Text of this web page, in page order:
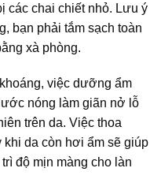
các chai chiết nhỏ. Lưu ý
bạn phải tắm sạch toàn
xà phòng.
việc dưỡng ẩm
nóng làm giãn nở lỗ
trên da. Việc thoa
khi da còn hơi ẩm sẽ giúp
độ mịn màng cho làn